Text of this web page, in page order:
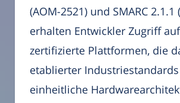
(AOM-2521) und SMARC 2.1.1
erhalten Entwickler Zugriff auf
zertifizierte Plattformen, die
etablierter
einheitliche